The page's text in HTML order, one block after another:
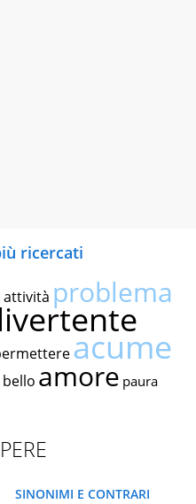
ricercati
attività problema
acume
bello amore paura
SINONIMI E CONTRARI